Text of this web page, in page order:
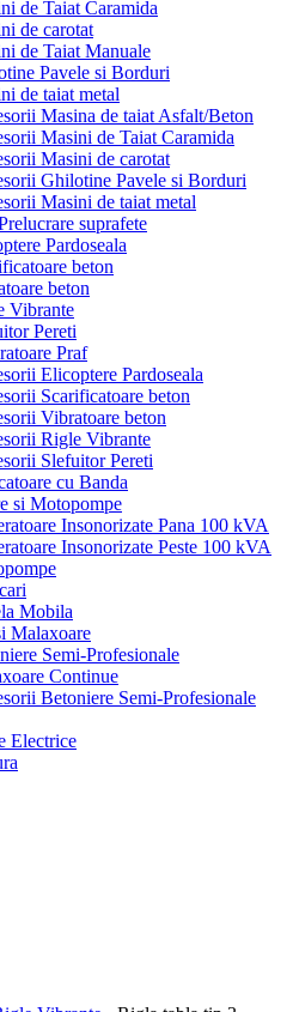
de Taiat Caramida
de carotat
de Taiat Manuale
Pavele si Borduri
de taiat metal
Masina de taiat Asfalt/Beton
Masini de Taiat Caramida
Masini de carotat
Ghilotine Pavele si Borduri
Masini de taiat metal
suprafete
Pardoseala
beton
beton
Vibrante
Pereti
Praf
Elicoptere Pardoseala
Scarificatoare beton
Vibratoare beton
Rigle Vibrante
Slefuitor Pereti
cu Banda
si Motopompe
Insonorizate Pana 100 kVA
Insonorizate Peste 100 kVA
Mobila
Malaxoare
Semi-Profesionale
Continue
Betoniere Semi-Profesionale
Electrice